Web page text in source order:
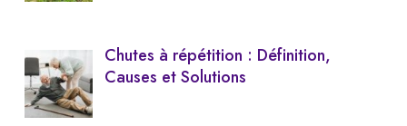
Chutes à répétition : Définition,
Causes et Solutions